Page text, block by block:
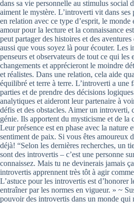
dans sa vie personnelle au stimulus social
aiment le mystère. L’introverti vit dans ses
en relation avec ce type d’esprit, le
amour pour la lecture et la connaissance
peut partager des histoires et des
aussi que vous soyez là pour écouter. Les
penseurs et observateurs de tout ce qui les
changements et apprécieront le moindre
et réalistes. Dans une relation, cela aide
équilibré et terre à terre. L’introverti a une
parties et de prendre des décisions
analytiques et aideront leur partenaire à
défis et des obstacles. Aimer un introverti,
génie. Ils apportent du mysticisme et de la
Leur présence est en phase avec la nature
sentiment de paix. Si vous êtes amoureux
déjà! “Selon les dernières recherches, un
sont des introvertis – c’est une personne
connaissez. Mais tu ne devinerais jamais
introvertis apprennent très tôt à agir
L’astuce pour les introvertis est d’honorer
entraîner par les normes en vigueur. » ~
pouvoir des introvertis dans un monde qui